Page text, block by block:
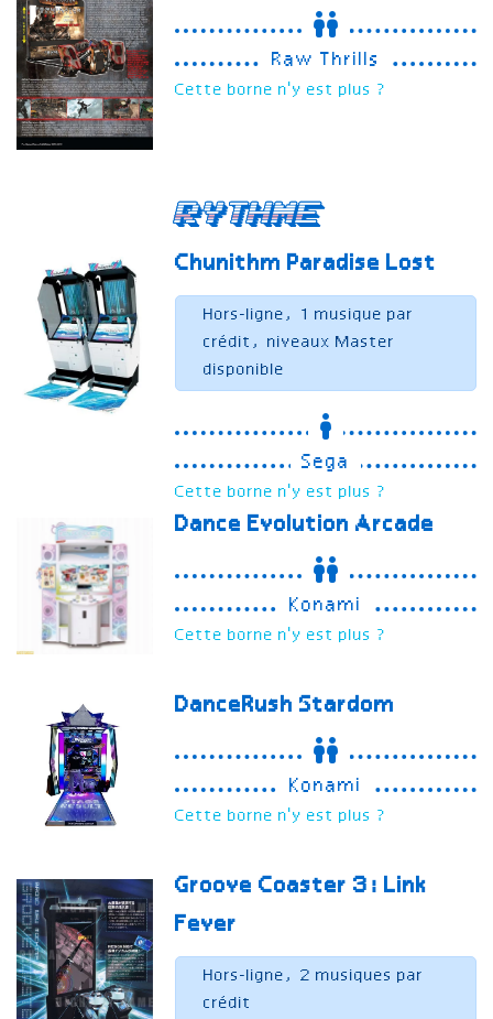
Raw Thrills
Cette borne n'y est plus ?
Rythme
Chunithm Paradise Lost
Hors-ligne, 1 musique par
crédit, niveaux Master
disponible
Sega
Cette borne n'y est plus ?
Dance Evolution Arcade
Konami
Cette borne n'y est plus ?
DanceRush Stardom
Konami
Cette borne n'y est plus ?
Groove Coaster 3: Link
Fever
Hors-ligne, 2 musiques par
crédit